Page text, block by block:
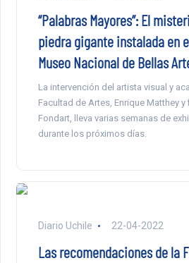
“Palabras Mayores”: El
piedra gigante instalada en
Museo Nacional de Bellas
La intervención del artista visual y
Facultad de Artes, Enrique Matthey y
Fondart, lleva varias semanas de
durante los próximos días.
Diario Uchile 22-04-2022
Las recomendaciones de la